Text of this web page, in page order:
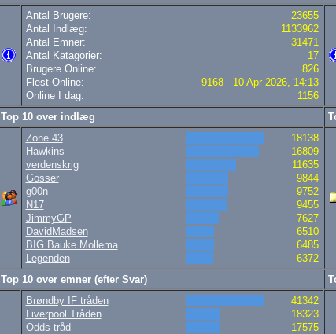
Antal Brugere:
23655
Antal Indlæg:
1133962
Antal Emner:
31471
Antal Katagorier:
17
Brugere Online:
826
Flest Online:
9168 - 10 Apr 2026, 14:13
Online I dag:
1156
Top 10 over indlæg
Zone 43
18138
Hawkins
16809
verdenskrig
11635
Gosser
9844
g00n
9752
N17
9455
JimmyGP
7627
DavidMadsen
6510
BIG Bauke Mollema
6485
Legenden
6372
Top 10 over emner (efter Svar)
Brøndby IF tråden
41342
Liverpool Tråden
18323
Odds-tråd
17575